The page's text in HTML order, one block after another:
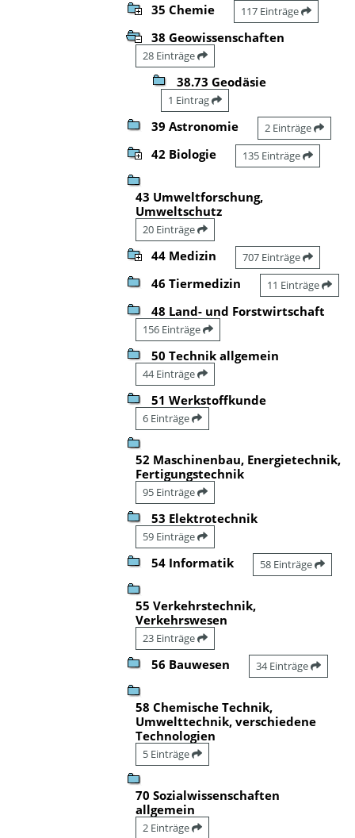
35 Chemie 117 Einträge
38 Geowissenschaften
28 Einträge
38.73 Geodäsie
1 Eintrag
39 Astronomie 2 Einträge
42 Biologie 135 Einträge
43 Umweltforschung,
Umweltschutz
20 Einträge
44 Medizin 707 Einträge
46 Tiermedizin 11 Einträge
48 Land- und Forstwirtschaft
156 Einträge
50 Technik allgemein
44 Einträge
51 Werkstoffkunde
6 Einträge
52 Maschinenbau, Energietechnik,
Fertigungstechnik
95 Einträge
53 Elektrotechnik
59 Einträge
54 Informatik 58 Einträge
55 Verkehrstechnik,
Verkehrswesen
23 Einträge
56 Bauwesen 34 Einträge
58 Chemische Technik,
Umwelttechnik, verschiedene
Technologien
5 Einträge
70 Sozialwissenschaften
allgemein
2 Einträge